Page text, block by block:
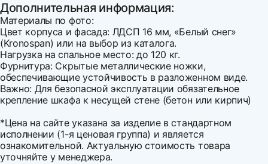
Дополнительная информация:
Материалы по фото:
Цвет корпуса и фасада: ЛДСП 16 мм, «Белый снег»
(Kronospan) или на выбор из каталога.
Нагрузка на спальное место: до 120 кг.
Фурнитура: Скрытые металлические ножки,
обеспечивающие устойчивость в разложенном виде.
Важно: Для безопасной эксплуатации обязательное
крепление шкафа к несущей стене (бетон или кирпич)
*Цена на сайте указана за изделие в стандартном
исполнении (1-я ценовая группа) и является
ознакомительной. Актуальную стоимость товара
уточняйте у менеджера.